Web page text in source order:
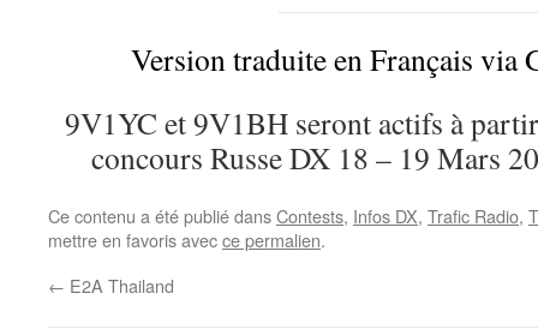
Version traduite en Français via
9V1YC et 9V1BH seront actifs à
concours Russe DX 18 – 19 Mars
Ce contenu a été publié dansContests, Infos DX, Trafic Radio,
mettre en favoris avecce permalien.
← E2A Thailand